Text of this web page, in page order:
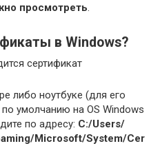
просмотреть.
в Windows?
сертификат
либо ноутбуке (для его
умолчанию на OS Windows
по адресу: C:/Users/
Microsoft/System/Cer